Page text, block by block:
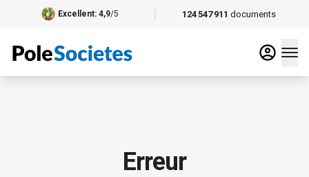
124 547 911 documents
Excellent: 4,9/5
Erreur